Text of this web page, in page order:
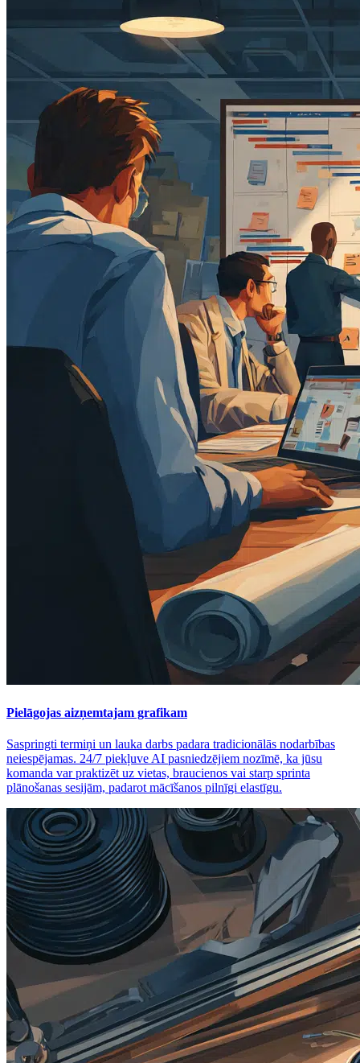
Pielāgojas aizņemtajam grafikam
Saspringti termiņi un lauka darbs padara tradicionālās nodarbības
neiespējamas. 24/7 piekļuve AI pasniedzējiem nozīmē, ka jūsu
komanda var praktizēt uz vietas, braucienos vai starp sprinta
plānošanas sesijām, padarot mācīšanos pilnīgi elastīgu.